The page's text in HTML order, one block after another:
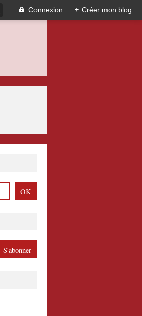
Connexion + Créer mon blog